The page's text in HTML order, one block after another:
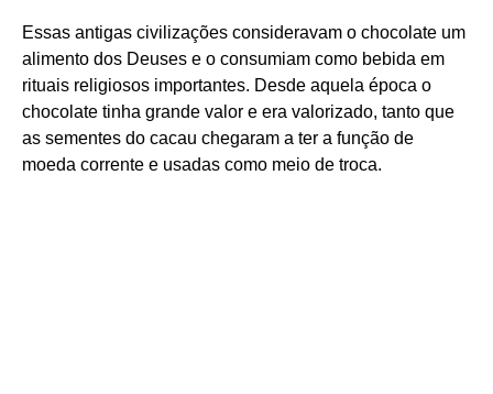
Essas antigas civilizações consideravam o chocolate um
alimento dos Deuses e o consumiam como bebida em
rituais religiosos importantes. Desde aquela época o
chocolate tinha grande valor e era valorizado, tanto que
as sementes do cacau chegaram a ter a função de
moeda corrente e usadas como meio de troca.